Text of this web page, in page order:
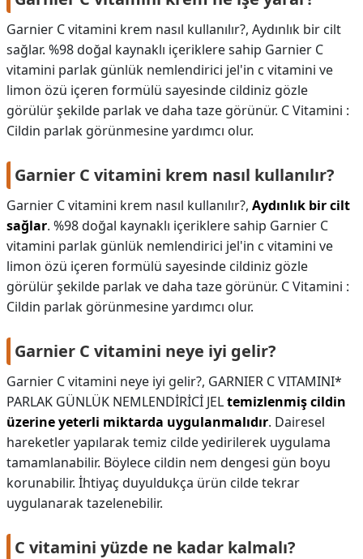
Garnier C vitamini krem nasıl kullanılır?, Aydınlık bir cilt
sağlar. %98 doğal kaynaklı içeriklere sahip Garnier C
vitamini parlak günlük nemlendirici jel'in c vitamini ve
limon özü içeren formülü sayesinde cildiniz gözle
görülür şekilde parlak ve daha taze görünür. C Vitamini :
Cildin parlak görünmesine yardımcı olur.
Garnier C vitamini krem nasıl kullanılır?
Garnier C vitamini krem nasıl kullanılır?, Aydınlık bir cilt
sağlar. %98 doğal kaynaklı içeriklere sahip Garnier C
vitamini parlak günlük nemlendirici jel'in c vitamini ve
limon özü içeren formülü sayesinde cildiniz gözle
görülür şekilde parlak ve daha taze görünür. C Vitamini :
Cildin parlak görünmesine yardımcı olur.
Garnier C vitamini neye iyi gelir?
Garnier C vitamini neye iyi gelir?, GARNIER C VITAMINI*
PARLAK GÜNLÜK NEMLENDİRİCİ JELtemizlenmiş cildin
üzerine yeterli miktarda uygulanmalıdır. Dairesel
hareketler yapılarak temiz cilde yedirilerek uygulama
tamamlanabilir. Böylece cildin nem dengesi gün boyu
korunabilir. İhtiyaç duyuldukça ürün cilde tekrar
uygulanarak tazelenebilir.
C vitamini yüzde ne kadar kalmalı?